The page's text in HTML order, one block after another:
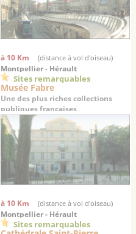
à 10 Km (distance à vol d'oiseau)
Montpellier - Hérault
Sites remarquables
Musée Fabre
Une des plus riches collections
publiques françaises
à 10 Km (distance à vol d'oiseau)
Montpellier - Hérault
Sites remarquables